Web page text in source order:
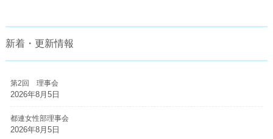
新着・更新情報
第2回 理事会
2026年8月5日
都連女性部理事会
2026年8月5日